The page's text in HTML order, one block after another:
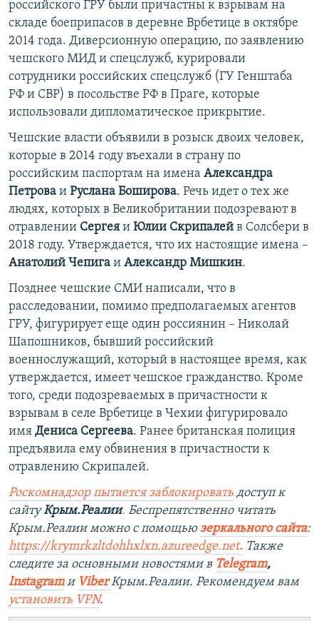
российского ГРУ были причастны к взрывам на
складе боеприпасов в деревне Врбетице в октябре
2014 года. Диверсионную операцию, по заявлению
чешского МИД и спецслужб, курировали
сотрудники российских спецслужб (ГУ Генштаба
РФ и СВР) в посольстве РФ в Праге, которые
использовали дипломатическое прикрытие.
Чешские власти объявили в розыск двоих человек,
которые в 2014 году въехали в страну по
российским паспортам на имена Александра
Петрова и Руслана Боширова. Речь идет о тех же
людях, которых в Великобритании подозревают в
отравлении Сергея и Юлии Скрипалей в Солсбери в
2018 году. Утверждается, что их настоящие имена –
Анатолий Чепига и Александр Мишкин.
Позднее чешские СМИ написали, что в
расследовании, помимо предполагаемых агентов
ГРУ, фигурирует еще один россиянин – Николай
Шапошников, бывший российский
военнослужащий, который в настоящее время, как
утверждается, имеет чешское гражданство. Кроме
того, среди подозреваемых в причастности к
взрывам в селе Врбетице в Чехии фигурировало
имя Дениса Сергеева. Ранее британская полиция
предъявила ему обвинения в причастности к
отравлению Скрипалей.
Роскомнадзор пытается заблокировать доступ к
сайтуКрым.Реалии. Беспрепятственно читать
Крым.Реалии можно с помощью зеркального сайта:
https://krymrkzltdohhxlxn.azureedge.net. Также
следите за основными новостями в Telegram,
Instagram и ViberКрым.Реалии. Рекомендуем вам
установить VPN.